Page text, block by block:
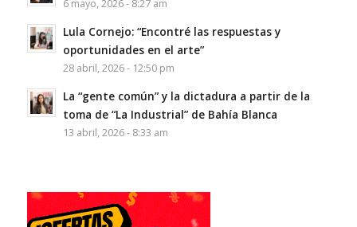
6 mayo, 2026 - 8:27 am
Lula Cornejo: “Encontré las respuestas y
oportunidades en el arte”
28 abril, 2026 - 12:50 pm
La “gente común” y la dictadura a partir de la
toma de “La Industrial” de Bahía Blanca
13 abril, 2026 - 8:33 am